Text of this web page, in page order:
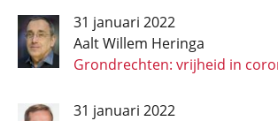
31 januari 2022
Aalt Willem Heringa
Grondrechten: vrijheid in
31 januari 2022